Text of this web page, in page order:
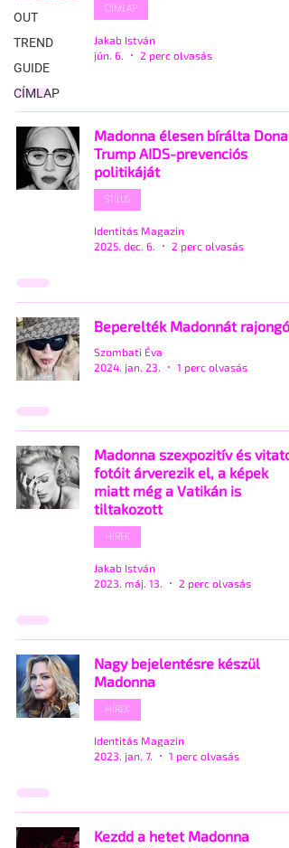
OUT
TREND
GUIDE
CÍMLAP
CÍMLAP
Jakab István
jún. 6.
2 perc olvasás
Madonna élesen bírálta
Trump AIDS-prevenciós
politikáját
STÍLUS
Identitás Magazin
2025. dec. 6.
2 perc olvasás
Beperelték Madonnát rajongói
Szombati Éva
2024. jan. 23.
1 perc olvasás
Madonna szexpozitív és
fotóit árverezik el, a képek
miatt még a Vatikán is
tiltakozott
HÍREK
Jakab István
2023. máj. 13.
2 perc olvasás
Nagy bejelentésre készül
Madonna
HÍREK
Identitás Magazin
2023. jan. 7.
1 perc olvasás
Kezdd a hetet Madonna